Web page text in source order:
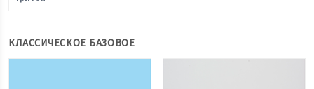
КЛАССИЧЕСКОЕ БАЗОВОЕ